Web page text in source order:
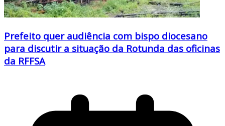
Prefeito quer audiência com bispo diocesano
para discutir a situação da Rotunda das oficinas
da RFFSA